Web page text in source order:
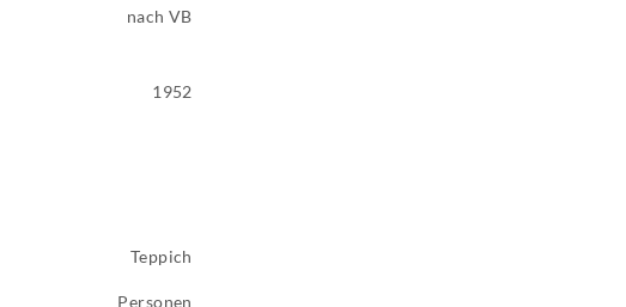
nach VB
1952
Teppich
Personen